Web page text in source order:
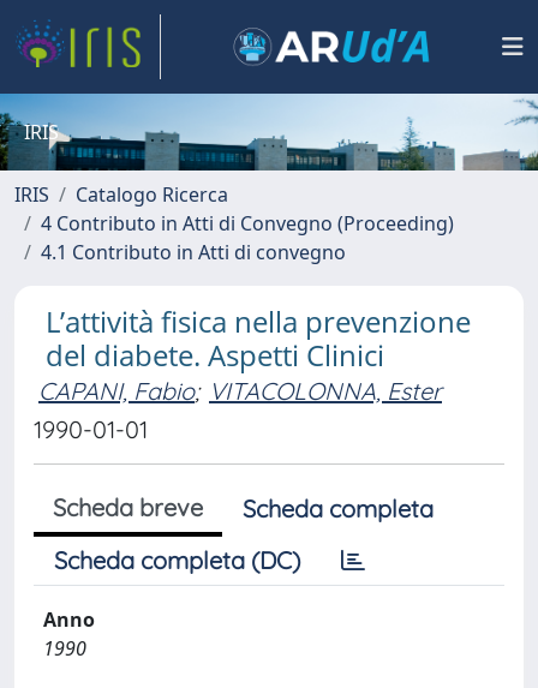
IRIS
IRIS
Catalogo Ricerca
4 Contributo in Atti di Convegno (Proceeding)
4.1 Contributo in Atti di convegno
L’attività fisica nella prevenzione
del diabete. Aspetti Clinici
CAPANI, Fabio; VITACOLONNA, Ester
1990-01-01
Scheda breve
Scheda completa
Scheda completa (DC)
Anno
1990